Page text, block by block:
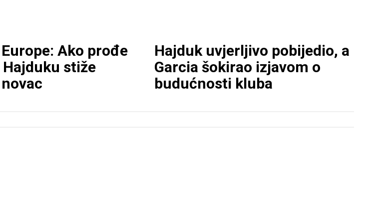
Ako prođe
stiže
Hajduk uvjerljivo pobijedio, a
Garcia šokirao izjavom o
budućnosti kluba